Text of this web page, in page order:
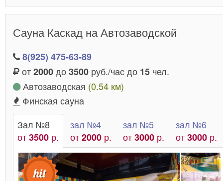
Сауна Каскад на Автозаводской
8(925) 475-63-89
от2000до3500 руб./час до 15 чел.
Автозаводская (0.54 км)
Финская сауна
Зал №8
от3500 р.
зал №4
от2000 р.
зал №5
от3000 р.
зал №6
от3000 р.